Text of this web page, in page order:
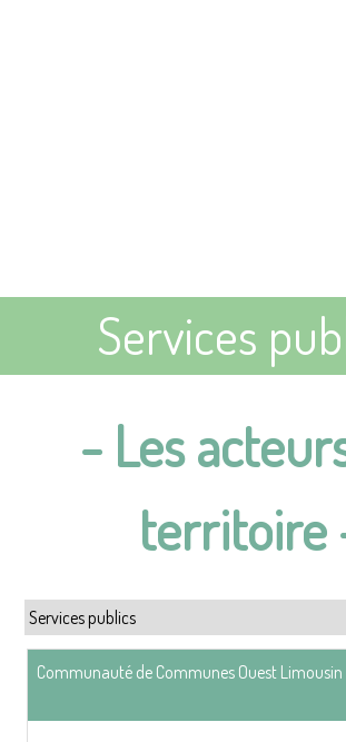
Services
- Les
territoire
Services publics
Communauté de Communes Ouest Limousin